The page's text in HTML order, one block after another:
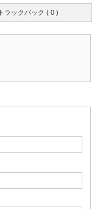
トラックバック ( 0 )